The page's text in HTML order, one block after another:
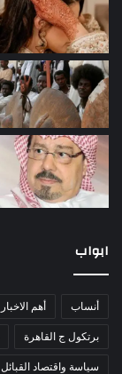
ابواب
أنساب أهم الاخبار
برتكول ج القاهرة
سياسة واقتصاد القبائل